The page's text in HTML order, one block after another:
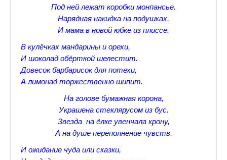
Стихотворения лицеистов
Все про Царское село
Лучшие стихи Русских Классиков
♪♫Nostalgia melody★
♪♫Nostalgia melody★
ЗАЛЫ ДЛЯ НАСТОЛЬНОГО ТЕННИСА В ПУШКИНЕ
♪♫Анекдоты★
Под ней лежат коробки монпансье.
Нарядная накидка на подушках,
И мама в новой юбке из плиссе.
В кулёчках мандарины и орехи,
И шоколад обёрткой шелестит.
Довесок барбарисок для потехи,
А лимонад торжественно шипит.
На голове бумажная корона,
Украшена стеклярусом из бус.
Звезда на ёлке увенчала крону,
А на душе переполнение чувств.
И ожидание чуда или сказки,